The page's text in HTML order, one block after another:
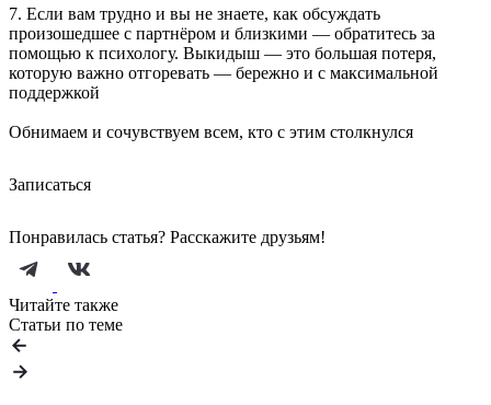
7.⁠ ⁠Если вам трудно и вы не знаете, как обсуждать
произошедшее с партнёром и близкими — обратитесь за
помощью к психологу. Выкидыш — это большая потеря,
которую важно отгоревать — бережно и с максимальной
поддержкой
Обнимаем и сочувствуем всем, кто с этим столкнулся
Записаться
Понравилась статья? Расскажите друзьям!
Читайте также
Статьи по теме